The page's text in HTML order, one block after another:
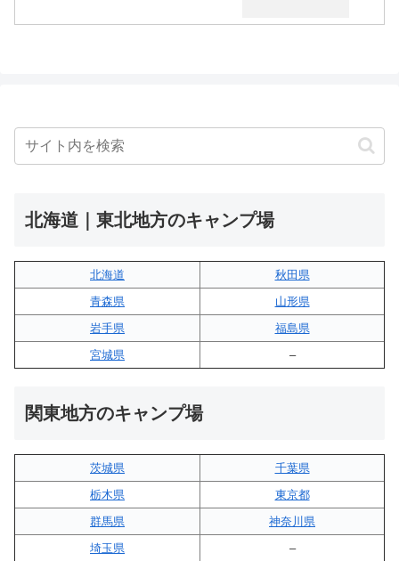
北海道｜東北地方のキャンプ場
北海道
秋田県
青森県
山形県
岩手県
福島県
宮城県
–
関東地方のキャンプ場
茨城県
千葉県
栃木県
東京都
群馬県
神奈川県
埼玉県
–